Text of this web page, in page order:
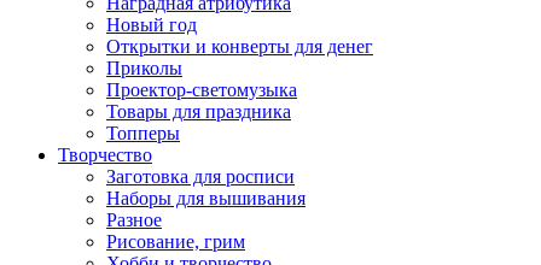
Новый год
Открытки и конверты для денег
Приколы
Проектор-светомузыка
Товары для праздника
Топперы
Творчество
Заготовка для росписи
Наборы для вышивания
Разное
Рисование, грим